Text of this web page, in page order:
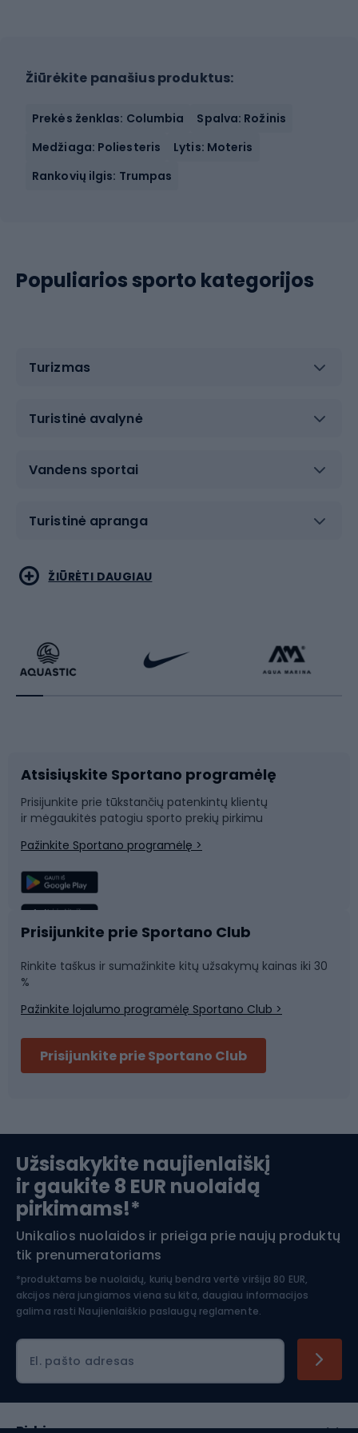
Žiūrėkite panašius produktus:
Prekės ženklas: Columbia
Spalva: Rožinis
Medžiaga: Poliesteris
Lytis: Moteris
Rankovių ilgis: Trumpas
Populiarios sporto kategorijos
Turizmas
Turistinė avalynė
Vandens sportai
Turistinė apranga
Bėgimas
Dviratininkų apranga
Dviračių dalys
Laipiojimas
Žvejyba
Sportinė medicina
Koviniai sportai
Rakečių sportas
Rogutės ir čiuožynės
Snieglenčių sportas
Plaukimas
Komandinis sportas
Slidinėjimas
Apranga žiemos sportui
Šiaurietiškas ėjimas
ŽIŪRĖTI DAUGIAU
Atsisiųskite Sportano programėlę
Prisijunkite prie tūkstančių patenkintų klientų
ir mėgaukitės patogiu sporto prekių pirkimu
Pažinkite Sportano programėlę >
Prisijunkite prie Sportano Club
Rinkite taškus ir sumažinkite kitų užsakymų kainas iki 30
%
Pažinkite lojalumo programėlę Sportano Club >
Prisijunkite prie Sportano Club
Užsisakykite naujienlaiškį
ir gaukite 8 EUR nuolaidą
pirkimams!*
Unikalios nuolaidos ir prieiga prie naujų produktų
tik prenumeratoriams
*produktams be nuolaidų, kurių bendra vertė viršija 80 EUR,
akcijos nėra jungiamos viena su kita, daugiau informacijos
galima rasti Naujienlaiškio paslaugų reglamente.
El. pašto adresas